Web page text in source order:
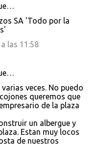
SA 'Todo por la
las 11:58
veces. No puedo
queremos que
de la plaza
un albergue y
Estan muy locos
de nuestros